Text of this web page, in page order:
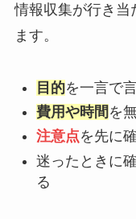
情報収集が行き当
ます。
目的を一言で
費用や時間 を
注意点を先に
迷ったときに
る